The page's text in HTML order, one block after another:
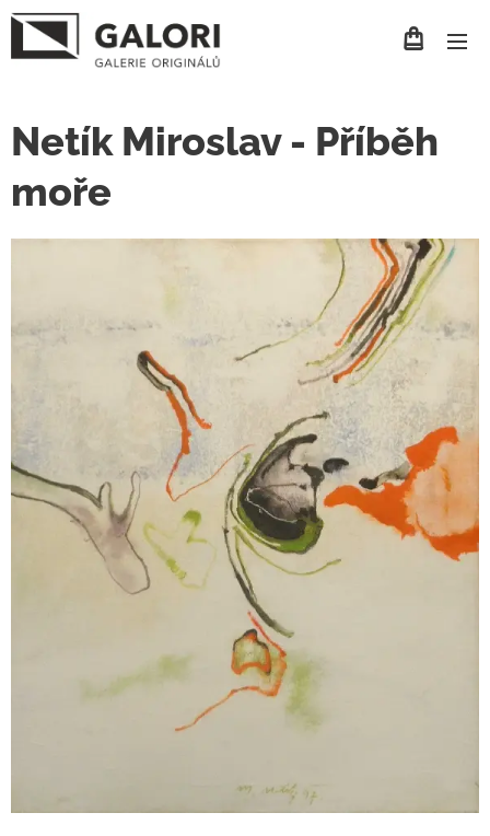
Netík Miroslav - Příběh
moře